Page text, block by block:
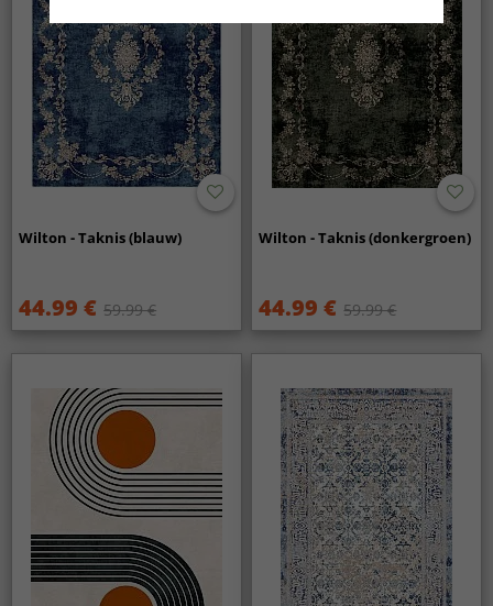
Wilton - Taknis (blauw)
44.99 € 59.99 €
Wilton - Taknis (donkergroen)
44.99 € 59.99 €